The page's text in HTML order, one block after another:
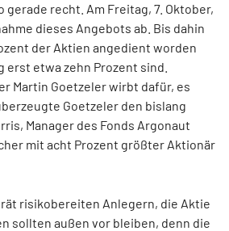
gerade recht. Am Freitag, 7. Oktober,
dieses Angebots ab. Bis dahin
der Aktien angedient worden
erst etwa zehn Prozent sind.
Martin Goetzeler wirbt dafür, es
Goetzeler den bislang
Manager des Fonds Argonaut
mit acht Prozent größter Aktionär
risikobereiten Anlegern, die Aktie
sollten außen vor bleiben, denn die